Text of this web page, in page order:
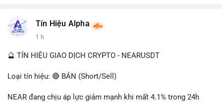
#vlikevn #titanbot
📰 Nguồn: Cointelegraph
Tín Hiệu Alpha
1 h
🔮 TÍN HIỆU GIAO DỊCH CRYPTO - NEARUSDT
Loại tín hiệu: 🔴 BÁN (Short/Sell)
NEAR đang chịu áp lực giảm mạnh khi mất 4.1% trong 24h